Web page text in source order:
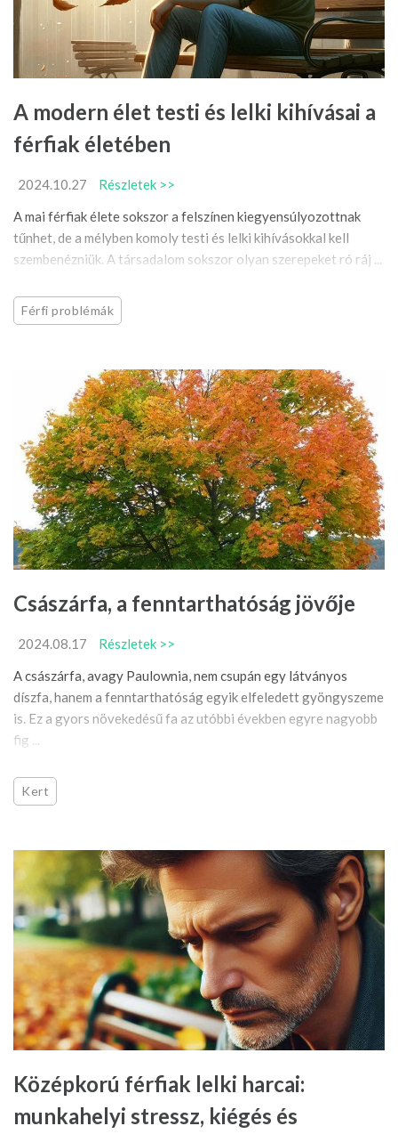
A modern élet testi és lelki kihívásai a
férfiak életében
2024.10.27
Részletek >>
A mai férfiak élete sokszor a felszínen kiegyensúlyozottnak
tűnhet, de a mélyben komoly testi és lelki kihívásokkal kell
szembenézniük. A társadalom sokszor olyan szerepeket ró ráj ...
Férfi problémák
Császárfa, a fenntarthatóság jövője
2024.08.17
Részletek >>
A császárfa, avagy Paulownia, nem csupán egy látványos
díszfa, hanem a fenntarthatóság egyik elfeledett gyöngyszeme
is. Ez a gyors növekedésű fa az utóbbi években egyre nagyobb
fig ...
Kert
Középkorú férfiak lelki harcai:
munkahelyi stressz, kiégés és